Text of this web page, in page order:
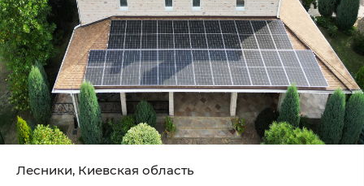
Лесники, Киевская область